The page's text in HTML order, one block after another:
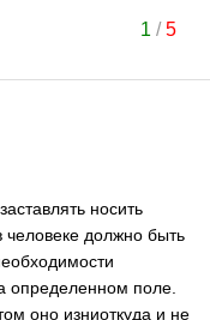
1 /5
носить
человеке должно быть
определенном поле.
оно изниоткуда и не